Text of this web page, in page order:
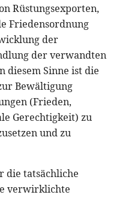
Rüstungsexporten,
Friedensordnung
der
der verwandten
diesem Sinne ist die
Bewältigung
(Frieden,
Gerechtigkeit) zu
und zu
die tatsächliche
verwirklichte